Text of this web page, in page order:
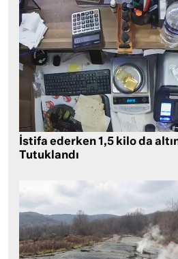
İstifa ederken 1,5 kilo da
Tutuklandı